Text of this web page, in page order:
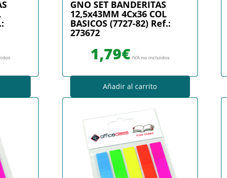
GNO SET BANDERITAS
12,5x43MM 4Cx36 COL
BASICOS (7727-82) Ref.:
273672
1,79€ IVA no incluidos
Añadir al carrito